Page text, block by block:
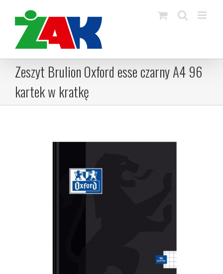
content
Zeszyt Brulion Oxford esse czarny A4 96
kartek w kratkę